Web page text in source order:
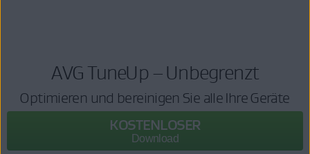
AVG TuneUp – Unbegrenzt
Optimieren und bereinigen Sie alle Ihre Geräte
KOSTENLOSER
Download